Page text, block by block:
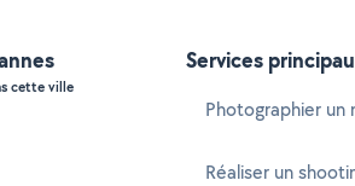
cette ville
Services
Photographier un
Réaliser un